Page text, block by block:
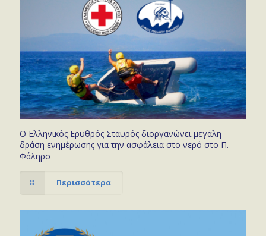
Ο Ελληνικός Ερυθρός Σταυρός διοργανώνει μεγάλη
δράση ενημέρωσης για την ασφάλεια στο νερό στο Π.
Φάληρο
Περισσότερα